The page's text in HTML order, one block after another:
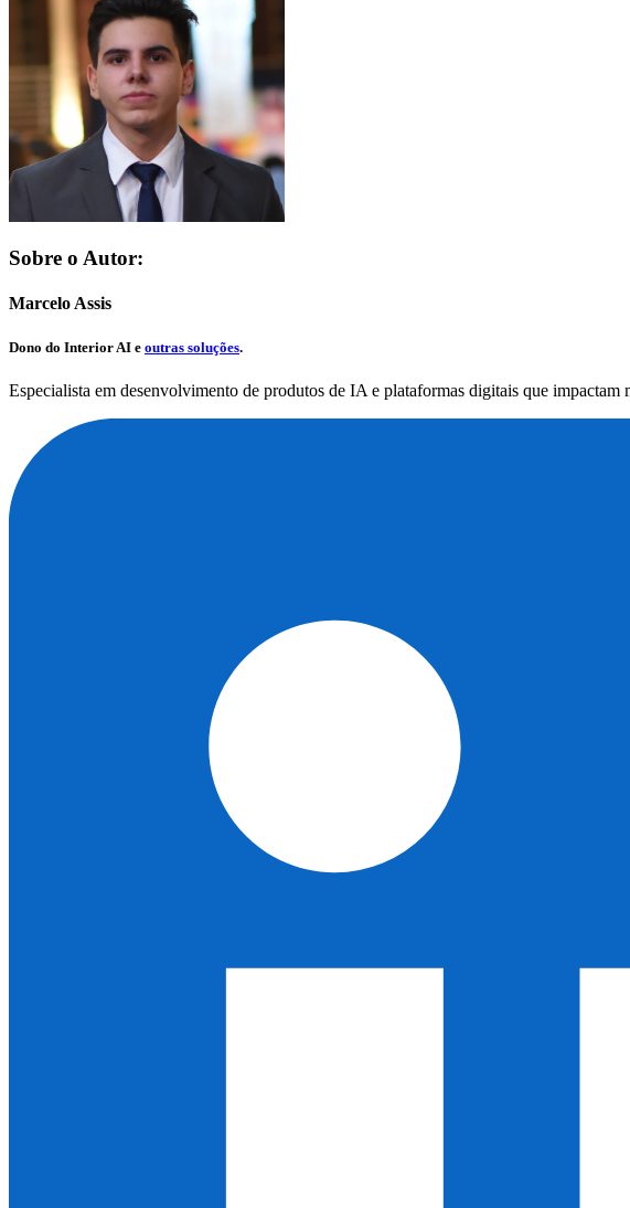
Sobre o Autor:
Marcelo Assis
Dono do Interior AI e outras soluções.
Especialista em desenvolvimento de produtos de IA e plataformas digitais que